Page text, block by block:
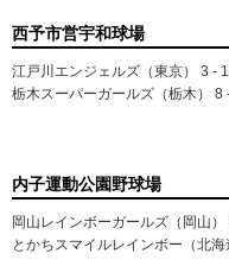
西予市営宇和球場
江戸川エンジェルズ（東京） 3 -
栃木スーパーガールズ（栃木） 8
内子運動公園野球場
岡山レインボーガールズ（岡山
とかちスマイルレインボー（北